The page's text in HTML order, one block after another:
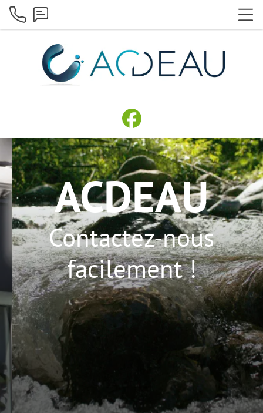
ACDEAU
Contactez-nous
facilement !